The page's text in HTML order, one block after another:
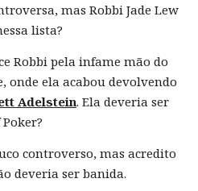
mas Robbi Jade Lew
lista?
Robbi pela infame mão do
onde ela acabou devolvendo
Adelstein. Ela deveria ser
controverso, mas acredito
deveria ser banida.